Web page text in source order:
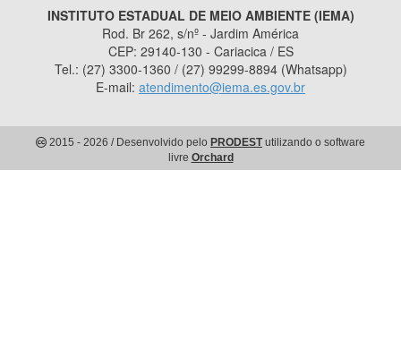
INSTITUTO ESTADUAL DE MEIO AMBIENTE (IEMA)
Rod. Br 262, s/nº - Jardim América
CEP: 29140-130 - Cariacica / ES
Tel.: (27) 3300-1360 / (27) 99299-8894 (Whatsapp)
E-mail: atendimento@iema.es.gov.br
2015 - 2026 / Desenvolvido pelo PRODESTutilizando o software
livre Orchard